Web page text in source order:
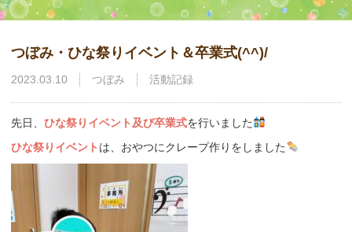
つぼみ・ひな祭りイベント＆卒業式(^^)/
2023.03.10 つぼみ 活動記録
先日、 ひな祭りイベント及び卒業式を行いました
ひな祭りイベント は、おやつにクレープ作りをしました